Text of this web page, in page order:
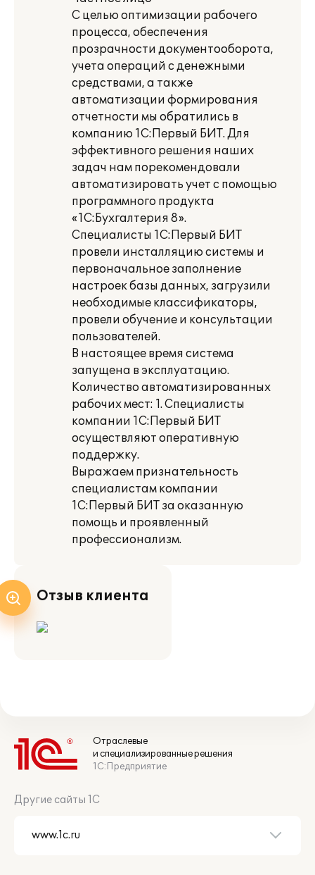
С целью оптимизации рабочего
процесса, обеспечения
прозрачности документооборота,
учета операций с денежными
средствами, а также
автоматизации формирования
отчетности мы обратились в
компанию 1С:Первый БИТ. Для
эффективного решения наших
задач нам порекомендовали
автоматизировать учет с помощью
программного продукта
«1С:Бухгалтерия 8».
Специалисты 1С:Первый БИТ
провели инсталляцию системы и
первоначальное заполнение
настроек базы данных, загрузили
необходимые классификаторы,
провели обучение и консультации
пользователей.
В настоящее время система
запущена в эксплуатацию.
Количество автоматизированных
рабочих мест: 1. Специалисты
компании 1С:Первый БИТ
осуществляют оперативную
поддержку.
Выражаем признательность
специалистам компании
1С:Первый БИТ за оказанную
помощь и проявленный
профессионализм.
Отзыв клиента
Отраслевые
и специализированные решения
1С:Предприятие
Другие сайты 1С